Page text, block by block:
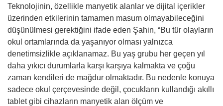
Teknolojinin, özellikle manyetik alanlar ve dijital içerikler
üzerinden etkilerinin tamamen masum olmayabileceğini
düşünülmesi gerektiğini ifade eden Şahin, “Bu tür olayların
okul ortamlarında da yaşanıyor olması yalnızca
denetimsizlikle açıklanamaz. Bu yaş grubu her geçen yıl
daha yıkıcı durumlarla karşı karşıya kalmakta ve çoğu
zaman kendileri de mağdur olmaktadır. Bu nedenle konuya
sadece okul çerçevesinde değil, çocukların kullandığı akıllı
tablet gibi cihazların manyetik alan ölçüm ve